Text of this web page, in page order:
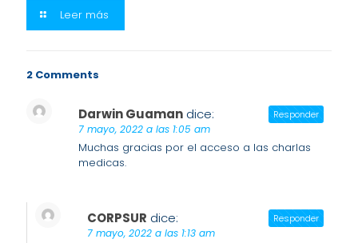
Leer más
2 Comments
Darwin Guaman dice:
7 mayo, 2022 a las 1:05 am
Muchas gracias por el acceso a las charlas
medicas.
Responder
CORPSUR dice:
7 mayo, 2022 a las 1:13 am
Responder